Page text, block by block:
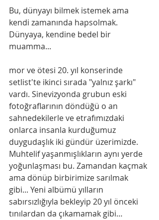
Bu, dünyayı bilmek istemek ama
kendi zamanında hapsolmak.
Dünyaya, kendine bedel bir
muamma...
mor ve ötesi 20. yıl konserinde
setlist'te ikinci sırada "yalnız şarkı"
vardı. Sinevizyonda grubun eski
fotoğraflarının döndüğü o an
sahnedekilerle ve etrafımızdaki
onlarca insanla kurduğumuz
duygudaşlık iki gündür üzerimizde.
Muhtelif yaşanmışlıkların aynı yerde
yoğunlaşması bu. Zamandan kaçmak
ama dönüp birbirimize sarılmak
gibi... Yeni albümü yılların
sabırsızlığıyla bekleyip 20 yıl önceki
tınılardan da çıkamamak gibi…